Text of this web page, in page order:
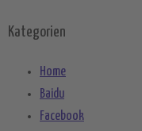
Kategorien
Home
Baidu
Facebook